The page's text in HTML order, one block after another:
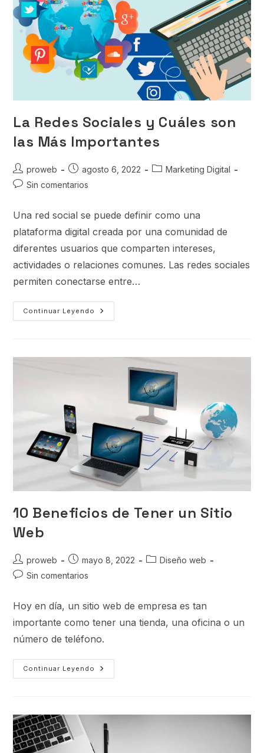
La Redes Sociales y Cuáles son
las Más Importantes
proweb agosto 6, 2022
Marketing Digital
Sin comentarios
Una red social se puede definir como una
plataforma digital creada por una comunidad de
diferentes usuarios que comparten intereses,
actividades o relaciones comunes. Las redes sociales
permiten conectarse entre…
Continuar Leyendo
10 Beneficios de Tener un Sitio
Web
proweb mayo 8, 2022
Diseño web
Sin comentarios
Hoy en día, un sitio web de empresa es tan
importante como tener una tienda, una oficina o un
número de teléfono.
Continuar Leyendo